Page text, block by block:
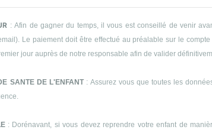
: Afin de gagner du temps, il vous est conseillé de venir
Le paiement doit être effectué au préalable sur le
jour auprès de notre responsable afin de valider
SANTE DE L'ENFANT: Assurez vous que toutes les
: Dorénavant, si vous devez reprendre votre enfant de